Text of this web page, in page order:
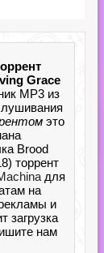
Grace
MP3 из
это
Brood
торрент
для
на
и
загрузка
нам